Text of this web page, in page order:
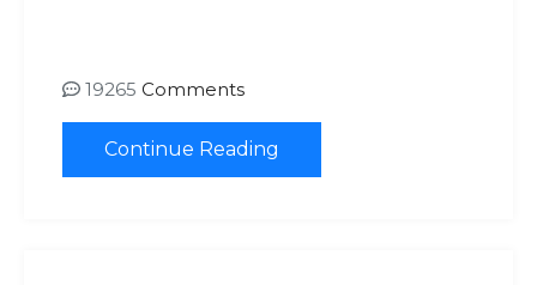
19265 Comments
Continue Reading